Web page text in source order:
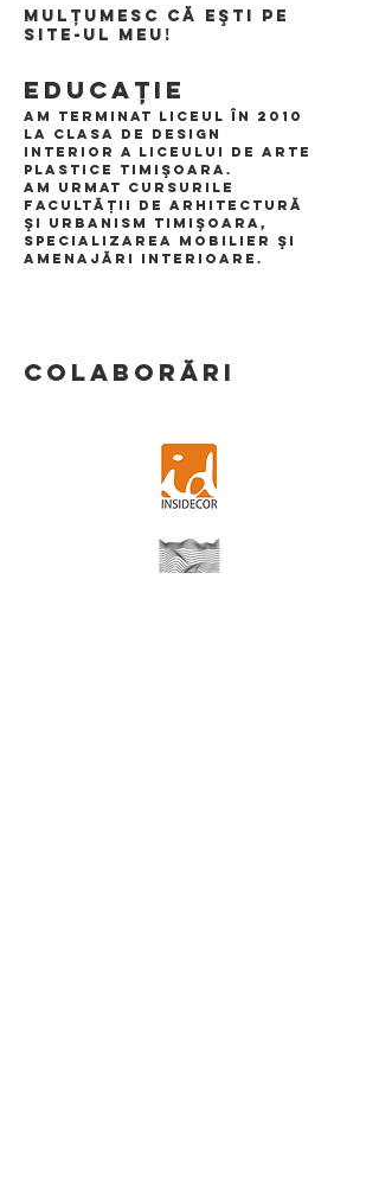
​Mulţumesc că eşti pe
site-ul meu!
EDUCAŢIE
Am terminat liceul în 2010
la clasa de Design
Interior a Liceului de Arte
Plastice Timişoara.
Am urmat cursurile
facultăţii de Arhitectură
şi Urbanism Timişoara,
specializarea Mobilier şi
Amenajări Interioare.
COLABORĂRI